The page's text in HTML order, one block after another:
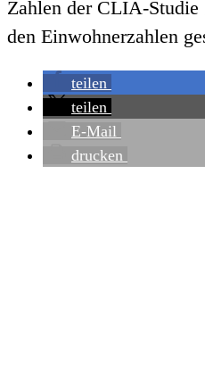
Zahlen der CLIA-
den Einwohnerzahlen
teilen
teilen
E-Mail
drucken